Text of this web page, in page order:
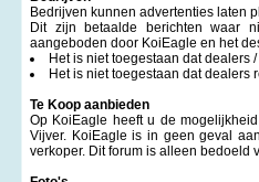
Bedrijven kunnen advertenties laten
Dit zijn betaalde berichten waar
aangeboden door KoiEagle en het
Het is niet toegestaan dat dealers
Het is niet toegestaan dat dealers
Te Koop aanbieden
Op KoiEagle heeft u de
Vijver. KoiEagle is in geen geval
verkoper. Dit forum is alleen bedoeld